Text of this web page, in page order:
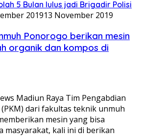
5 Bulan lulus jadi Brigadir Polisi
201913 November 2019
Ponorogo berikan mesin
organik dan kompos di
Madiun Raya Tim Pengabdian
dari fakultas teknik unmuh
mesin yang bisa
masyarakat, kali ini di berikan